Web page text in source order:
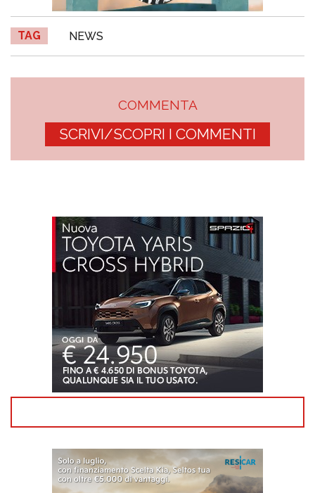
TAG NEWS
COMMENTA
SCRIVI/SCOPRI I COMMENTI